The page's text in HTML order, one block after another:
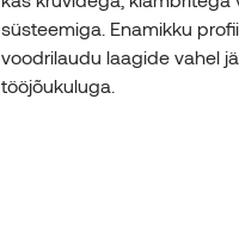
süsteemiga. Enamikku
voodrilaudu laagide vahel
tööjõukuluga.